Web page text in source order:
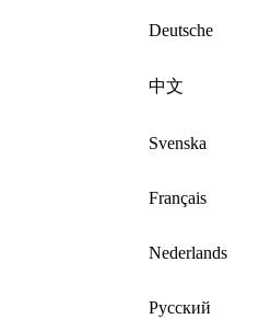
Deutsche
中文
Svenska
Français
Nederlands
Русский